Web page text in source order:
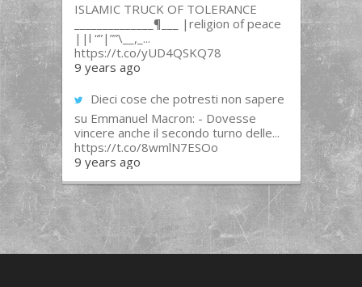
ISLAMIC TRUCK OF TOLERANCE
______________¶___ |religion of peace
||l “”|””\__,_...
https://t.co/yUD4QSKQ78
9 years ago
Dieci cose che potresti non sapere
su Emmanuel Macron: - Dovesse
vincere anche il secondo turno delle...
https://t.co/8wmlN7ESOo
9 years ago